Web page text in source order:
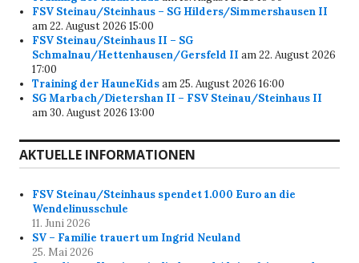
FSV Steinau/Steinhaus – SG Hilders/Simmershausen II
am 22. August 2026 15:00
FSV Steinau/Steinhaus II – SG
Schmalnau/Hettenhausen/Gersfeld II am 22. August 2026
17:00
Training der HauneKidsam 25. August 2026 16:00
SG Marbach/Dietershan II – FSV Steinau/Steinhaus II
am 30. August 2026 13:00
AKTUELLE INFORMATIONEN
FSV Steinau/Steinhaus spendet 1.000 Euro an die
Wendelinusschule
11. Juni 2026
SV – Familie trauert um Ingrid Neuland
25. Mai 2026